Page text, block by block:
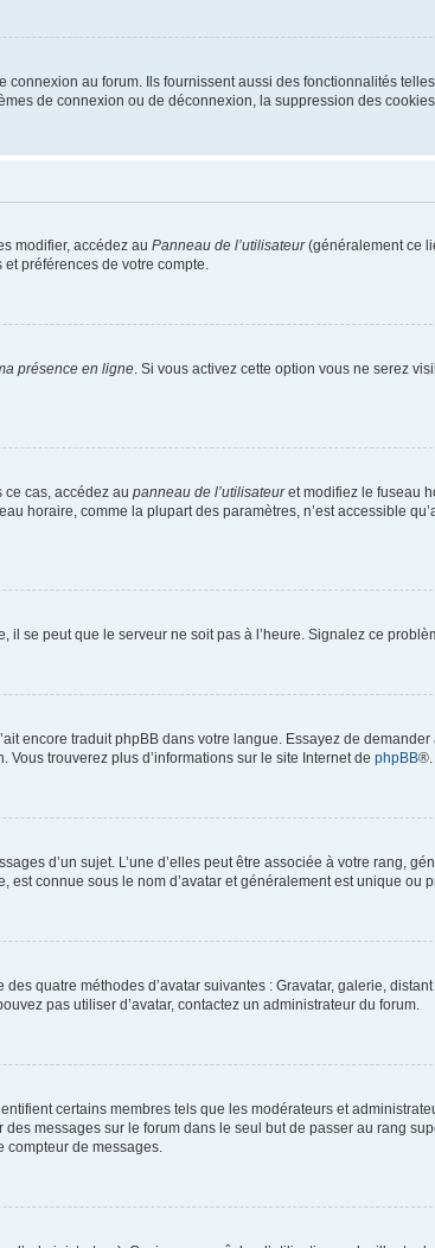
au forum. Ils fournissent aussi des fonctionnalités
de connexion ou de déconnexion, la suppression des
modifier, accédez au Panneau de l’utilisateur(généralement ce
préférences de votre compte.
présence en ligne . Si vous activez cette option vous ne serez
cas, accédez au panneau de l’utilisateuret modifiez le fuseau
horaire, comme la plupart des paramètres, n’est accessible
se peut que le serveur ne soit pas à l’heure. Signalez ce
encore traduit phpBB dans votre langue. Essayez de
trouverez plus d’informations sur le site Internet de phpBB®.
d’un sujet. L’une d’elles peut être associée à votre rang,
connue sous le nom d’avatar et généralement est unique ou
quatre méthodes d’avatar suivantes : Gravatar, galerie,
pas utiliser d’avatar, contactez un administrateur du forum.
certains membres tels que les modérateurs et
messages sur le forum dans le seul but de passer au rang
de messages.